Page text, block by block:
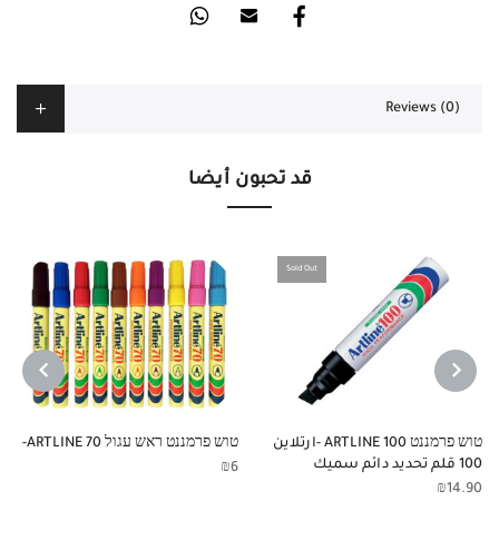
Reviews (0)
قد تحبون أيضا
Sold Out
טוש פרמננט ARTLINE 100 -ارتلاين
100 قلم تحديد دائم سميك
₪14.90
טוש פרמננט ראש עגול ARTLINE 70-
₪6
NEXT